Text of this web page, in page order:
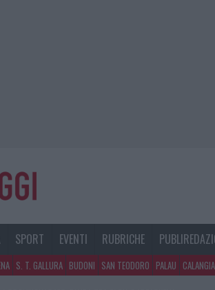
SPORT EVENTI RUBRICHE
S. T. GALLURA BUDONI SAN TEODORO PALAU